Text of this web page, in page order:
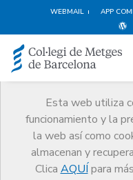
WEBMAIL APP
Esta web utiliza
funcionamiento y la
la web así como
almacenan y
Clica AQUÍ para
Ventajas y
descuentos
Servicios Otros servicios